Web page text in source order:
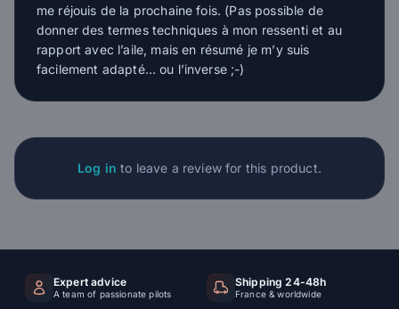
me réjouis de la prochaine fois. (Pas possible de
donner des termes techniques à mon ressenti et au
rapport avec l’aile, mais en résumé je m’y suis
facilement adapté… ou l’inverse ;-)
Log in to leave a review for this product.
Expert advice
A team of passionate pilots
Shipping 24-48h
France & worldwide